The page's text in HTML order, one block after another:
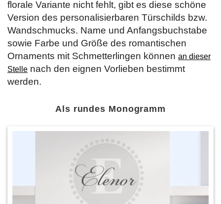
florale Variante nicht fehlt, gibt es diese schöne
Version des personalisierbaren Türschilds bzw.
Wandschmucks. Name und Anfangsbuchstabe
sowie Farbe und Größe des romantischen
Ornaments mit Schmetterlingen können an dieser
Stelle nach den eignen Vorlieben bestimmt
werden.
Als rundes Monogramm